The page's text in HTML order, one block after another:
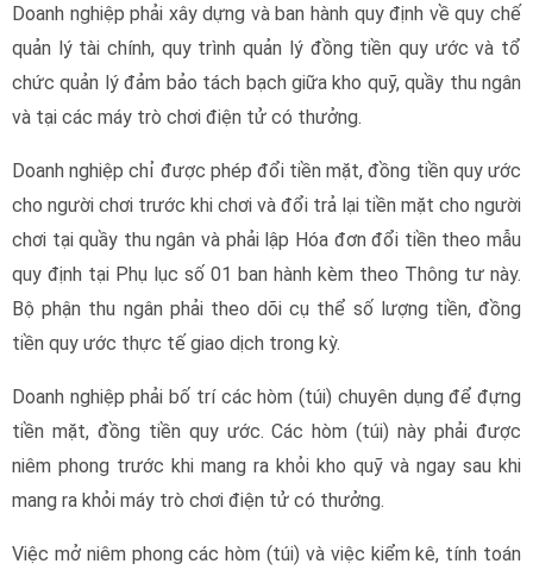
Doanh nghiệp phải xây dựng và ban hành quy định về quy chế
quản lý tài chính, quy trình quản lý đồng tiền quy ước và tổ
chức quản lý đảm bảo tách bạch giữa kho quỹ, quầy thu ngân
và tại các máy trò chơi điện tử có thưởng.
Doanh nghiệp chỉ được phép đổi tiền mặt, đồng tiền quy ước
cho người chơi trước khi chơi và đổi trả lại tiền mặt cho người
chơi tại quầy thu ngân và phải lập Hóa đơn đổi tiền theo mẫu
quy định tại Phụ lục số 01 ban hành kèm theo Thông tư này.
Bộ phận thu ngân phải theo dõi cụ thể số lượng tiền, đồng
tiền quy ước thực tế giao dịch trong kỳ.
Doanh nghiệp phải bố trí các hòm (túi) chuyên dụng để đựng
tiền mặt, đồng tiền quy ước. Các hòm (túi) này phải được
niêm phong trước khi mang ra khỏi kho quỹ và ngay sau khi
mang ra khỏi máy trò chơi điện tử có thưởng.
Việc mở niêm phong các hòm (túi) và việc kiểm kê, tính toán